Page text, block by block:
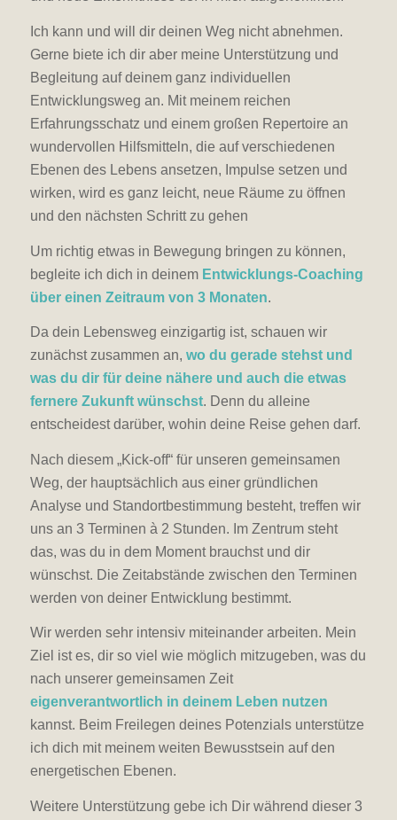
Ich kann und will dir deinen Weg nicht abnehmen.
Gerne biete ich dir aber meine Unterstützung und
Begleitung auf deinem ganz individuellen
Entwicklungsweg an. Mit meinem reichen
Erfahrungsschatz und einem großen Repertoire an
wundervollen Hilfsmitteln, die auf verschiedenen
Ebenen des Lebens ansetzen, Impulse setzen und
wirken, wird es ganz leicht, neue Räume zu öffnen
und den nächsten Schritt zu gehen
Um richtig etwas in Bewegung bringen zu können,
begleite ich dich in deinem Entwicklungs-Coaching
über einen Zeitraum von 3 Monaten.
Da dein Lebensweg einzigartig ist, schauen wir
zunächst zusammen an, wo du gerade stehst und
was du dir für deine nähere und auch die etwas
fernere Zukunft wünschst. Denn du alleine
entscheidest darüber, wohin deine Reise gehen darf.
Nach diesem „Kick-off“ für unseren gemeinsamen
Weg, der hauptsächlich aus einer gründlichen
Analyse und Standortbestimmung besteht, treffen wir
uns an 3 Terminen à 2 Stunden. Im Zentrum steht
das, was du in dem Moment brauchst und dir
wünschst. Die Zeitabstände zwischen den Terminen
werden von deiner Entwicklung bestimmt.
Wir werden sehr intensiv miteinander arbeiten. Mein
Ziel ist es, dir so viel wie möglich mitzugeben, was du
nach unserer gemeinsamen Zeit
eigenverantwortlich in deinem Leben nutzen
kannst. Beim Freilegen deines Potenzials unterstütze
ich dich mit meinem weiten Bewusstsein auf den
energetischen Ebenen.
Weitere Unterstützung gebe ich Dir während dieser 3